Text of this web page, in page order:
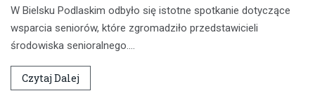
W Bielsku Podlaskim odbyło się istotne spotkanie dotyczące
wsparcia seniorów, które zgromadziło przedstawicieli
środowiska senioralnego.…
Czytaj Dalej